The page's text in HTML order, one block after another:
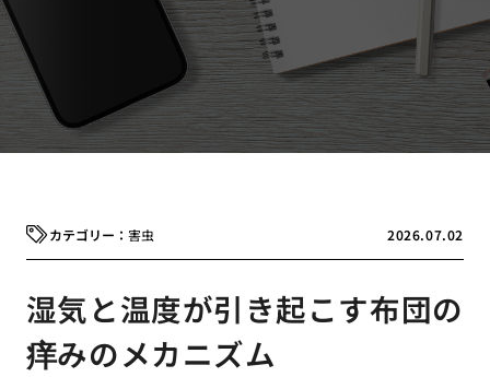
2026.07.02
害虫
湿気と温度が引き起こす布団の
痒みのメカニズム